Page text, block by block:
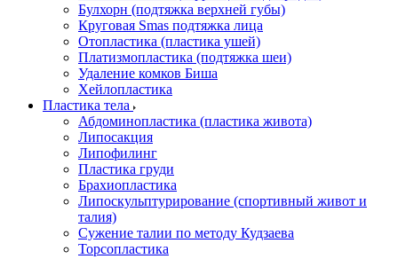
Булхорн (подтяжка верхней губы)
Круговая Smas подтяжка лица
Отопластика (пластика ушей)
Платизмопластика (подтяжка шеи)
Удаление комков Биша
Хейлопластика
Пластика тела
Абдоминопластика (пластика живота)
Липосакция
Липофилинг
Пластика груди
Брахиопластика
Липоскульптурирование (спортивный живот и
талия)
Сужение талии по методу Кудзаева
Торсопластика